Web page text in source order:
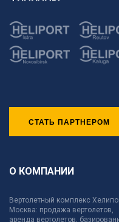
СТАТЬ ПАРТНЕРОМ
О КОМПАНИИ
Вертолетный комплекс
Москва: продажа вертолетов,
аренда вертолетов,